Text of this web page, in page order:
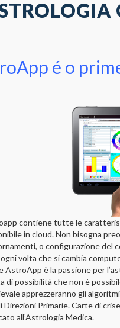
é o
contiene tutte le
in cloud. Non bisogna
o configurazione del
volta che si cambia
AstroApp è la passione per
di possibilità che non è
apprezzeranno gli
Direzioni Primarie. Carte di
all’Astrologia Medica.